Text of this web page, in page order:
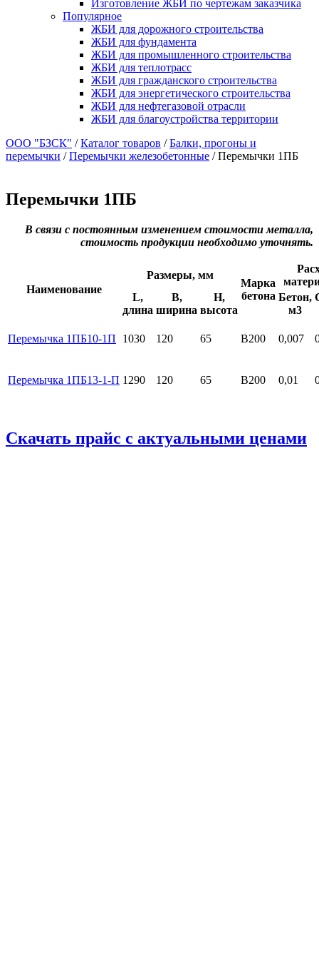
Изготовление ЖБИ по чертежам заказчика
Популярное
ЖБИ для дорожного строительства
ЖБИ для фундамента
ЖБИ для промышленного строительства
ЖБИ для теплотрасс
ЖБИ для гражданского строительства
ЖБИ для энергетического строительства
ЖБИ для нефтегазовой отрасли
ЖБИ для благоустройства территории
ООО "БЗСК" /Каталог товаров /Балки, прогоны и
перемычки /Перемычки железобетонные /Перемычки 1ПБ
Перемычки 1ПБ
В связи с постоянным изменением стоимости металла,
стоимость продукции необходимо уточнять.
Наименование
Размеры, мм
Марка
бетона
L,
длина
B,
ширина
H,
высота
Бетон,
м3
Перемычка 1ПБ10-1П 1030 120 65 B200 0,007
Перемычка 1ПБ13-1-П 1290 120 65 B200 0,01
Скачать прайс с актуальными ценами